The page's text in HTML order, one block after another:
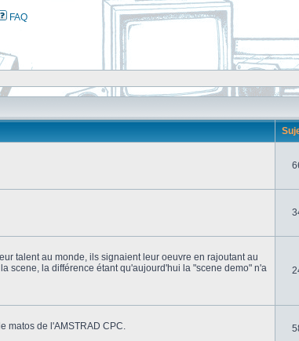
FAQ
talent au monde, ils signaient leur oeuvre en rajoutant au
scene, la différence étant qu'aujourd'hui la "scene demo" n'a
matos de l'AMSTRAD CPC.